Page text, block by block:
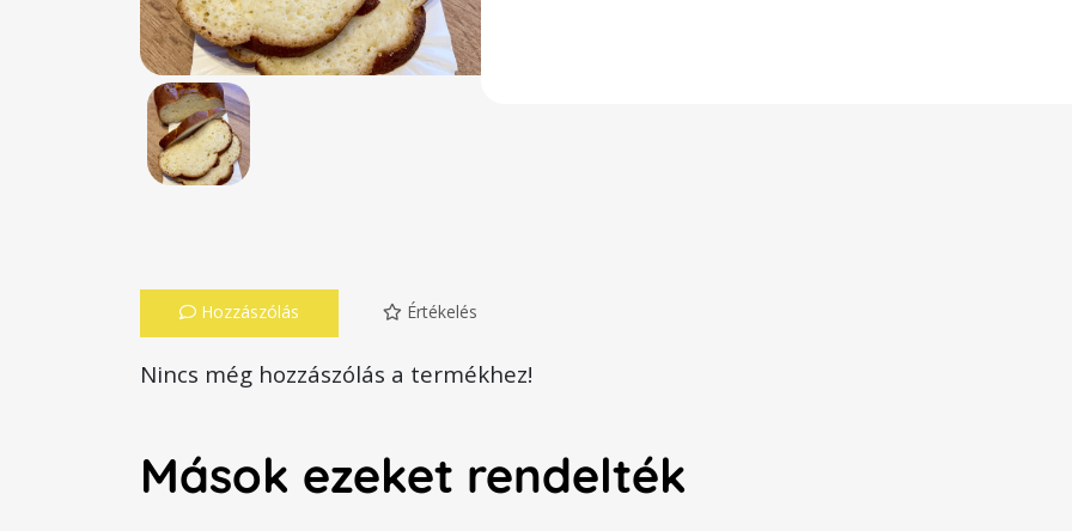
Hozzászólás Értékelés
Nincs még hozzászólás a termékhez!
Mások ezeket rendelték